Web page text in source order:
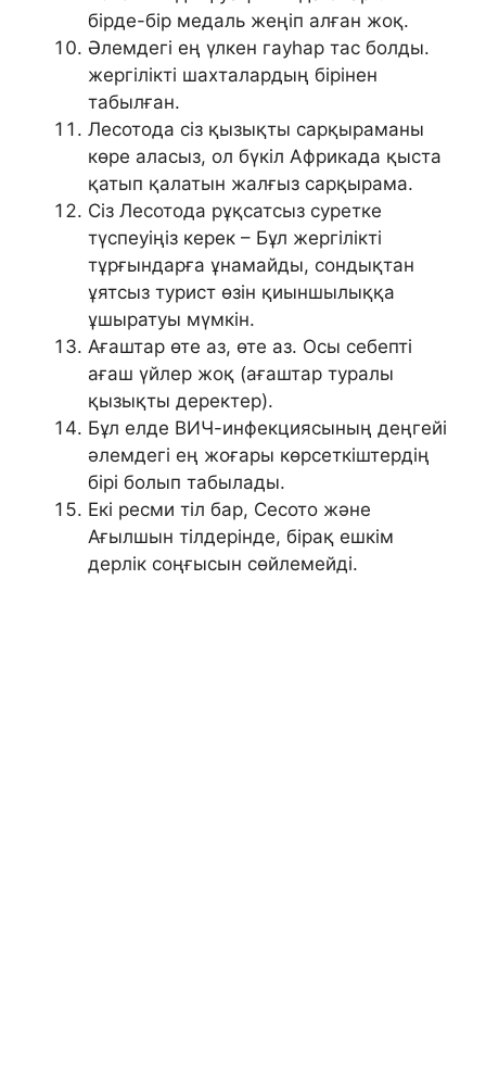
бірде-бір медаль жеңіп алған жоқ.
Әлемдегі ең үлкен гауһар тас болды.
жергілікті шахталардың бірінен
табылған.
Лесотода сіз қызықты сарқыраманы
көре аласыз, ол бүкіл Африкада қыста
қатып қалатын жалғыз сарқырама.
Сіз Лесотода рұқсатсыз суретке
түспеуіңіз керек – Бұл жергілікті
тұрғындарға ұнамайды, сондықтан
ұятсыз турист өзін қиыншылыққа
ұшыратуы мүмкін.
Ағаштар өте аз, өте аз. Осы себепті
ағаш үйлер жоқ (ағаштар туралы
қызықты деректер).
Бұл елде ВИЧ-инфекциясының деңгейі
әлемдегі ең жоғары көрсеткіштердің
бірі болып табылады.
Екі ресми тіл бар, Сесото және
Ағылшын тілдерінде, бірақ ешкім
дерлік соңғысын сөйлемейді.